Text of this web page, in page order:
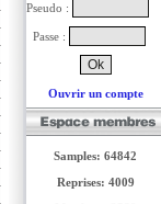
Pseudo :
Passe :
Ouvrir un compte
Samples: 64842
Reprises: 4009